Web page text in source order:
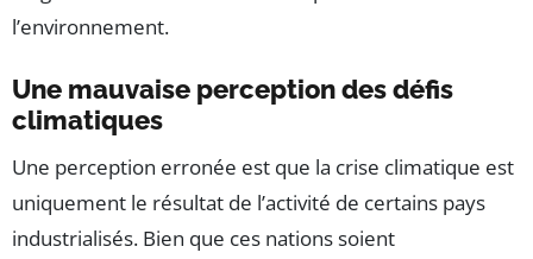
l’environnement.
Une mauvaise perception des défis
climatiques
Une perception erronée est que la crise climatique est
uniquement le résultat de l’activité de certains pays
industrialisés. Bien que ces nations soient